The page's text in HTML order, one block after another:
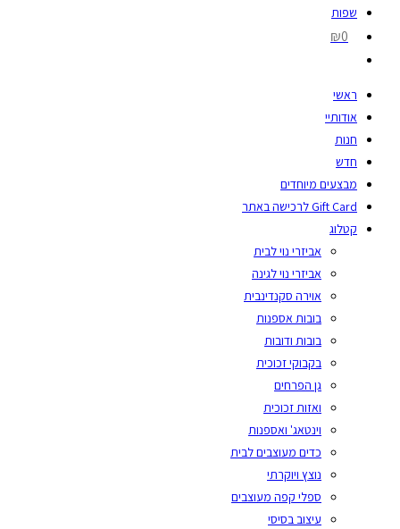
שפות
₪0
ראשי
אודותיי
חנות
חדש
מבצעים מיוחדים
Gift Card לרכישה באתר
קטלוג
אביזרי נוי לבית
אביזרי נוי לגינה
אוירה סקנדינבית
בובות אספנות
בובות ודובות
בקבוקי זכוכית
גן הפרחים
ואזות זכוכית
וינטאג' ואספנות
כדים מעוצבים לבית
נוצץ ויוקרתי
ספלי קפה מעוצבים
עיצוב בסיסי